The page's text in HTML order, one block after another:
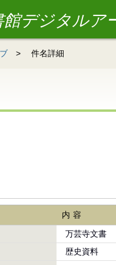
館デジタルア
> 件名詳細
内容
万芸寺文書
歴史資料